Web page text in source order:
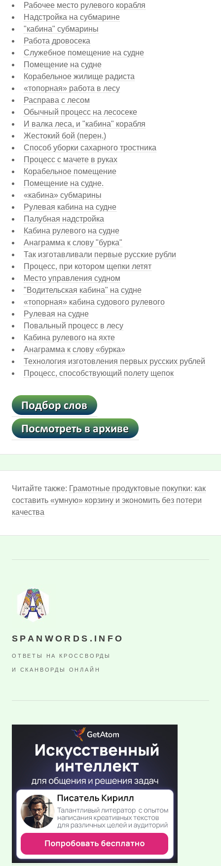
Рабочее место рулевого корабля
Надстройка на субмарине
"кабина" субмарины
Работа дровосека
Служебное помещение на судне
Помещение на судне
Корабельное жилище радиста
«топорная» работа в лесу
Расправа с лесом
Обычный процесс на лесосеке
И валка леса, и "кабина" корабля
Жестокий бой (перен.)
Способ уборки сахарного тростника
Процесс с мачете в руках
Корабельное помещение
Помещение на судне.
«кабина» субмарины
Рулевая кабина на судне
Палубная надстройка
Кабина рулевого на судне
Анаграмма к слову "бурка"
Так изготавливали первые русские рубли
Процесс, при котором щепки летят
Место управления судном
"Водительская кабина" на судне
«топорная» кабина судового рулевого
Рулевая на судне
Повальный процесс в лесу
Кабина рулевого на яхте
Анаграмма к слову «бурка»
Технология изготовления первых русских рублей
Процесс, способствующий полету щепок
Читайте также: Грамотные продуктовые покупки: как
составить «умную» корзину и экономить без потери
качества
SPANWORDS.INFO
ОТВЕТЫ НА КРОССВОРДЫ
И СКАНВОРДЫ ОНЛАЙН